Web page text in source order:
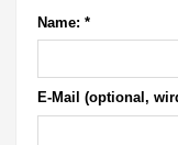
Name: *
E-Mail (optional,